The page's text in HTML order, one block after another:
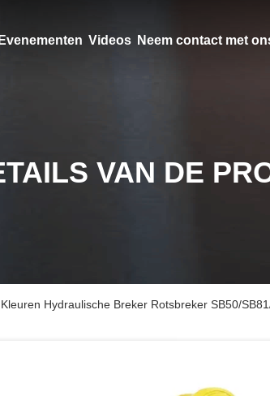
Videos Neem contact met
VAN DE
Hydraulische Breker Rotsbreker SB50/